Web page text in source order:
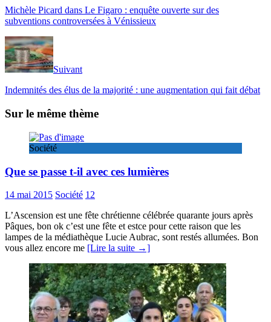
Michèle Picard dans Le Figaro : enquête ouverte sur des
subventions controversées à Vénissieux
Suivant
Indemnités des élus de la majorité : une augmentation qui fait débat
Sur le même thème
Société
Que se passe t-il avec ces lumières
14 mai 2015 Société 12
L’Ascension est une fête chrétienne célébrée quarante jours après
Pâques, bon ok c’est une fête et estce pour cette raison que les
lampes de la médiathèque Lucie Aubrac, sont restés allumées. Bon
vous allez encore me [Lire la suite →]